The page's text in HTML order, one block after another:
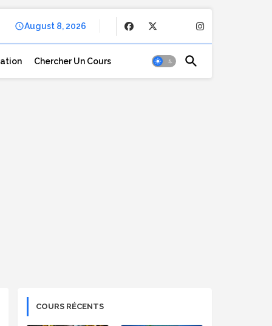
August 8, 2026
Chercher Un Cours
COURS RÉCENTS